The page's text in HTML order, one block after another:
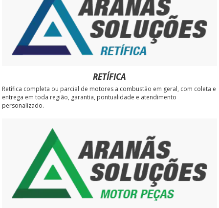
RETÍFICA
Retífica completa ou parcial de motores a combustão em geral, com coleta e
entrega em toda região, garantia, pontualidade e atendimento
personalizado.